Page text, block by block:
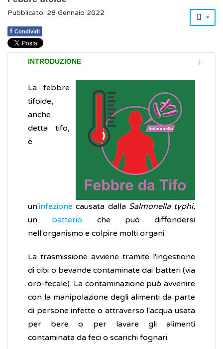
Pubblicato: 28 Gennaio 2022
f Condividi
INTRODUZIONE
La febbre
tifoide,
anche
detta tifo,
è
un'infezione causata dalla Salmonella typhi,
un batterio che può diffondersi
nell'organismo e colpire molti organi.
La trasmissione avviene tramite l'ingestione
di cibi o bevande contaminate dai batteri (via
oro-fecale). La contaminazione può avvenire
con la manipolazione degli alimenti da parte
di persone infette o attraverso l'acqua usata
per bere o per lavare gli alimenti
contaminata da feci o scarichi fognari.